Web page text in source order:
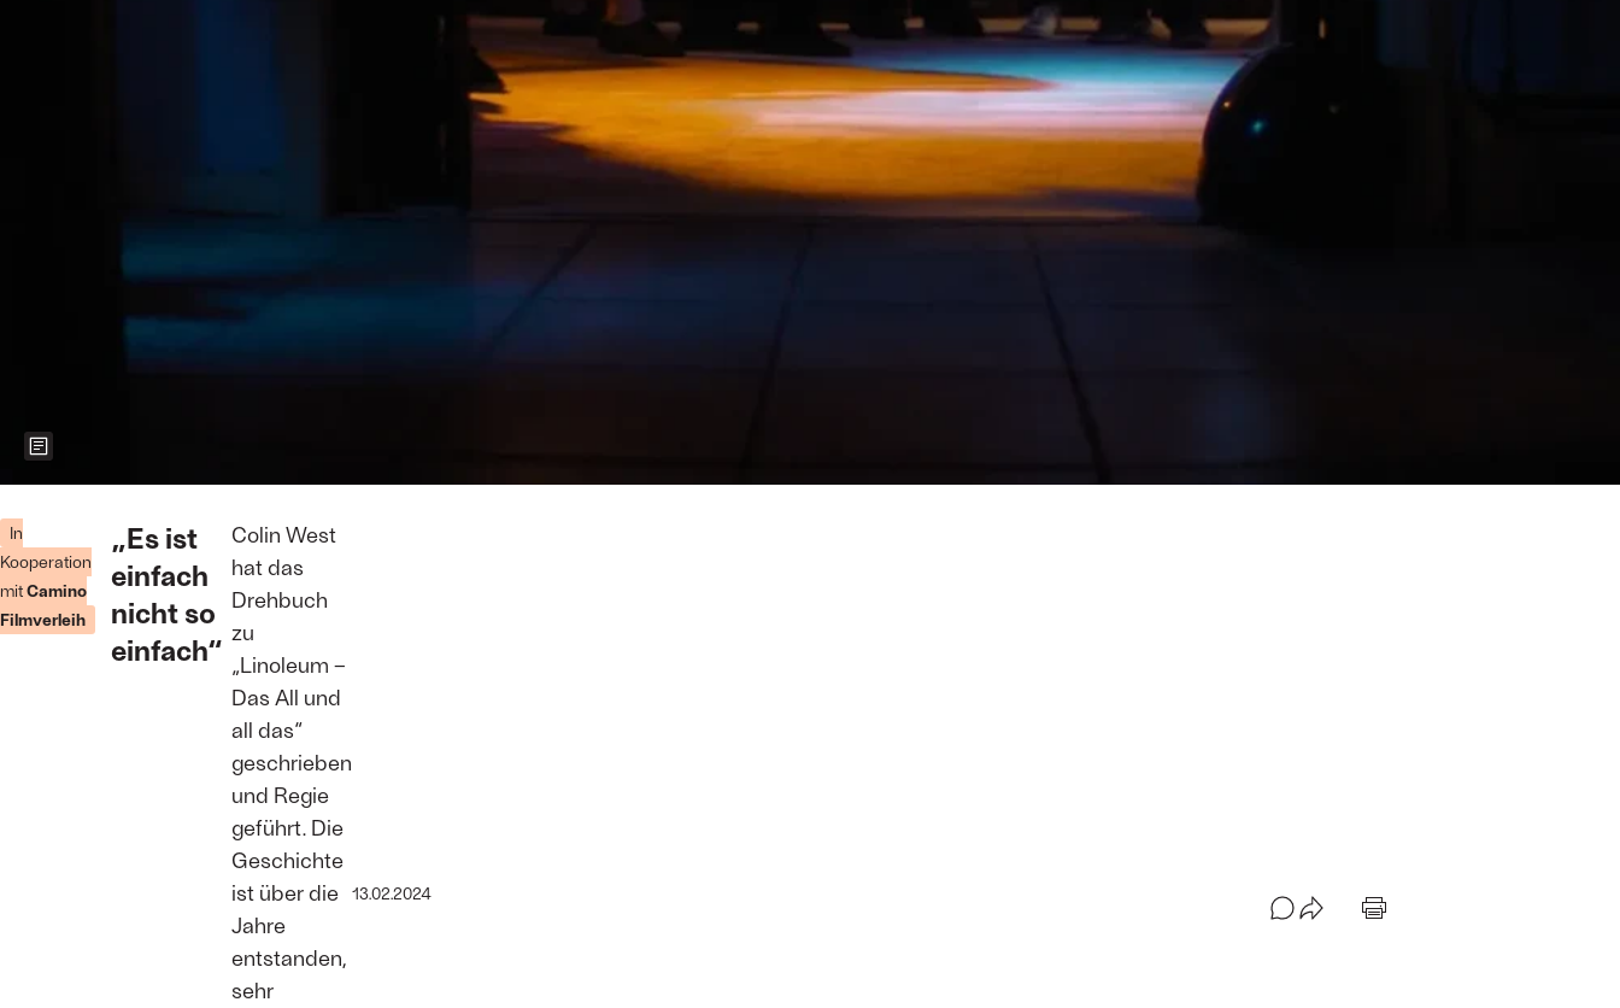
In
Kooperation
mitCamino
Filmverleih
„Es ist
einfach
nicht so
einfach“
Colin West
hat das
Drehbuch
zu
„Linoleum –
Das All und
all das“
geschrieben
und Regie
geführt. Die
Geschichte
ist über die
Jahre
entstanden,
sehr
13.02.2024
Zeigt weitere Informationen zum Bild
Filmverleih